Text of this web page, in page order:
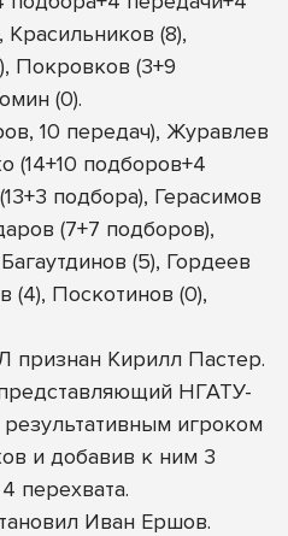
Красильников (8),
Покровков (3+9
(0).
10 передач), Журавлев
(14+10 подборов+4
подбора), Герасимов
(7+7 подборов),
(5), Гордеев
(4), Поскотинов (0),
признан Кирилл Пастер.
НГАТУ-
игроком
и добавив к ним 3
перехвата.
Иван Ершов.